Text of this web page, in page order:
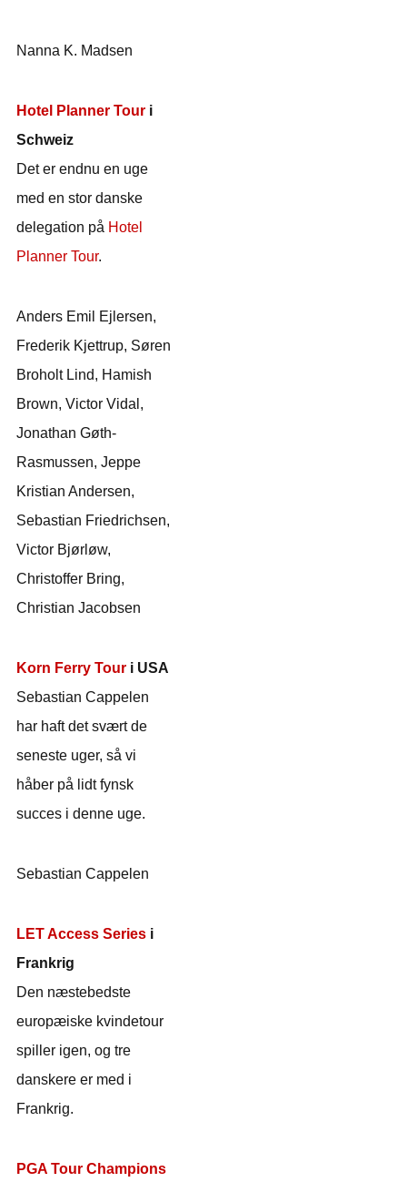
Nanna K. Madsen
Hotel Planner Tour i
Schweiz
Det er endnu en uge
med en stor danske
delegation på Hotel
Planner Tour.
Anders Emil Ejlersen,
Frederik Kjettrup, Søren
Broholt Lind, Hamish
Brown, Victor Vidal,
Jonathan Gøth-
Rasmussen, Jeppe
Kristian Andersen,
Sebastian Friedrichsen,
Victor Bjørløw,
Christoffer Bring,
Christian Jacobsen
Korn Ferry Tour i USA
Sebastian Cappelen
har haft det svært de
seneste uger, så vi
håber på lidt fynsk
succes i denne uge.
Sebastian Cappelen
LET Access Series i
Frankrig
Den næstebedste
europæiske kvindetour
spiller igen, og tre
danskere er med i
Frankrig.
PGA Tour Champions